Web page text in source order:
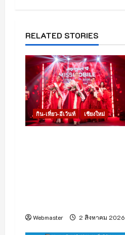
a
t
i
o
n
RELATED STORIES
กิน-เที่ยว-อีเว้นท์ เชียงใหม่
Webmaster 2 สิงหาคม 2026